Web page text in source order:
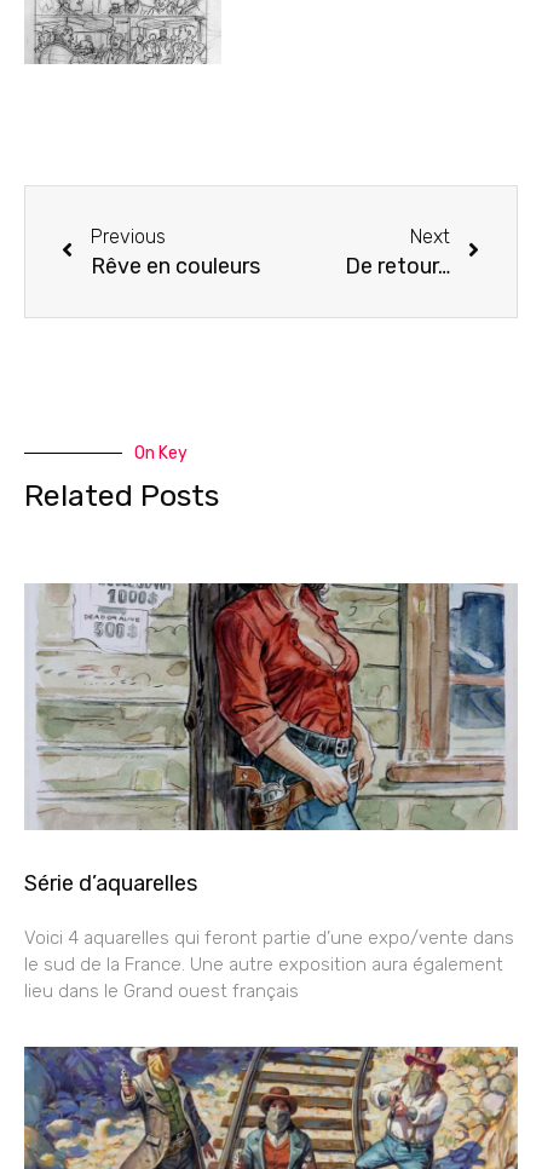
Previous
Rêve en couleurs
Next
De retour…
On Key
Related Posts
Série d’aquarelles
Voici 4 aquarelles qui feront partie d’une expo/vente dans
le sud de la France. Une autre exposition aura également
lieu dans le Grand ouest français